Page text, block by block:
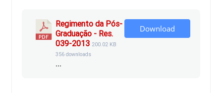
Regimento da Pós-
Graduação - Res.
039-2013 200.02 KB
356 downloads
...
Download